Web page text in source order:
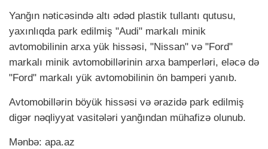
Yanğın nəticəsində altı ədəd plastik tullantı qutusu,
yaxınlıqda park edilmiş "Audi" markalı minik
avtomobilinin arxa yük hissəsi, "Nissan" və "Ford"
markalı minik avtomobillərinin arxa bamperləri, eləcə də
"Ford" markalı yük avtomobilinin ön bamperi yanıb.
Avtomobillərin böyük hissəsi və ərazidə park edilmiş
digər nəqliyyat vasitələri yanğından mühafizə olunub.
Mənbə: apa.аz